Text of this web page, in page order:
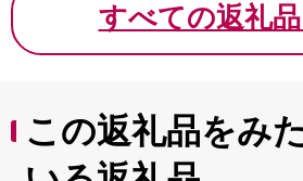
そんな豊かな自然のなかで、ゆっ
れた、黒毛和牛や黒豚を中心とした
産品として提供いたします。
すべての返礼
この返礼品をみ